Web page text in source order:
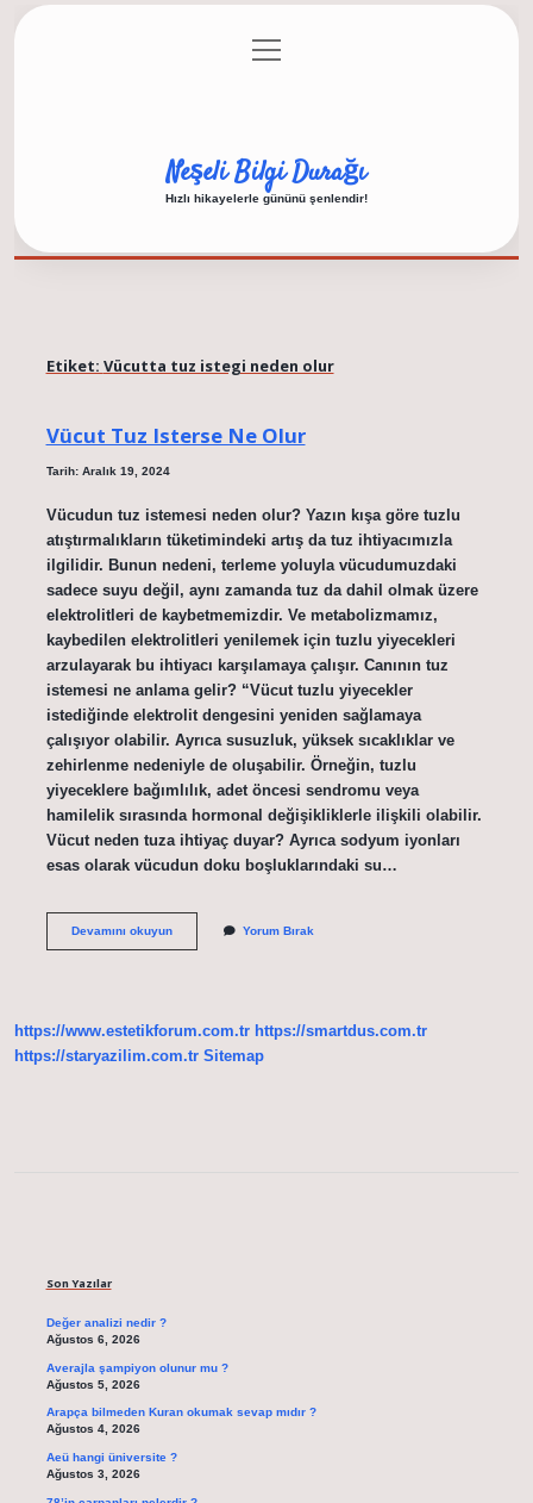
Gizlilik Politikası
menüyü
aç
Neşeli Bilgi Durağı
Hızlı hikayelerle gününü şenlendir!
Etiket: Vücutta tuz istegi neden olur
Vücut Tuz Isterse Ne Olur
Tarih: Aralık 19, 2024
Vücudun tuz istemesi neden olur? Yazın kışa göre tuzlu
atıştırmalıkların tüketimindeki artış da tuz ihtiyacımızla
ilgilidir. Bunun nedeni, terleme yoluyla vücudumuzdaki
sadece suyu değil, aynı zamanda tuz da dahil olmak üzere
elektrolitleri de kaybetmemizdir. Ve metabolizmamız,
kaybedilen elektrolitleri yenilemek için tuzlu yiyecekleri
arzulayarak bu ihtiyacı karşılamaya çalışır. Canının tuz
istemesi ne anlama gelir? “Vücut tuzlu yiyecekler
istediğinde elektrolit dengesini yeniden sağlamaya
çalışıyor olabilir. Ayrıca susuzluk, yüksek sıcaklıklar ve
zehirlenme nedeniyle de oluşabilir. Örneğin, tuzlu
yiyeceklere bağımlılık, adet öncesi sendromu veya
hamilelik sırasında hormonal değişikliklerle ilişkili olabilir.
Vücut neden tuza ihtiyaç duyar? Ayrıca sodyum iyonları
esas olarak vücudun doku boşluklarındaki su…
Devamını okuyunVücut
Yorum Bırak
https://www.estetikforum.com.tr https://smartdus.com.tr
https://staryazilim.com.tr Sitemap
Son Yazılar
Değer analizi nedir ?
Ağustos 6, 2026
Averajla şampiyon olunur mu ?
Ağustos 5, 2026
Arapça bilmeden Kuran okumak sevap mıdır ?
Ağustos 4, 2026
Aeü hangi üniversite ?
Ağustos 3, 2026